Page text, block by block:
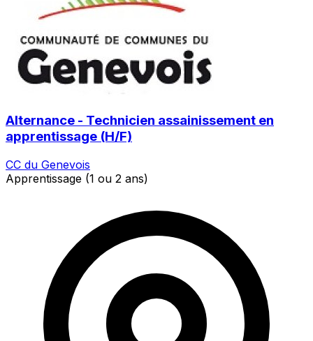
Alternance - Technicien assainissement en
apprentissage (H/F)
CC du Genevois
Apprentissage (1 ou 2 ans)